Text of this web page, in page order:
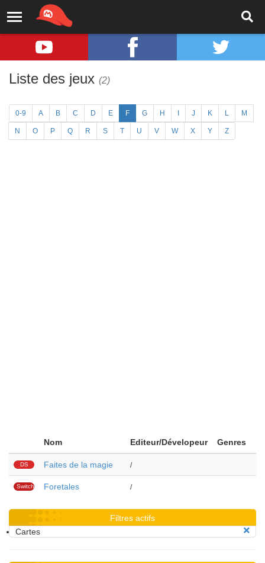
Liste des jeux (2)
0-9 A B C D E F G H J K L M
N O P Q R S T U V W X Y Z
Nom Editeur/Dévelopeur Genres
DS Faites de la magie /
Switch Foretales /
Filtres actifs
Cartes